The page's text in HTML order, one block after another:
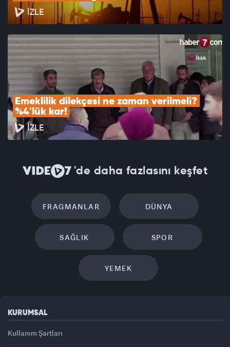
İZLE
Emeklilik dilekçesi ne zaman verilmeli?
%4'lük kar!
İZLE
'de daha fazlasını keşfet
FRAGMANLAR DÜNYA
SAĞLIK SPOR
YEMEK
KURUMSAL
Kullanım Şartları